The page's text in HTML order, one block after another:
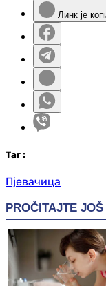
Линк је
Таг :
Пјевачица